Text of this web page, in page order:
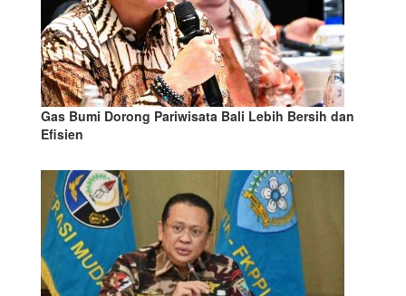
Gas Bumi Dorong Pariwisata Bali Lebih Bersih dan
Efisien